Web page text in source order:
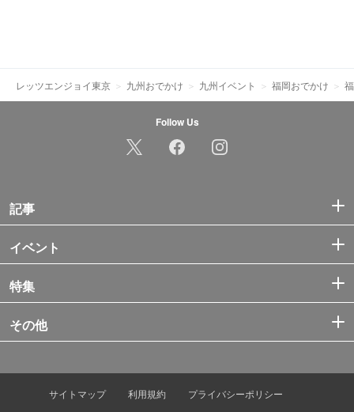
レッツエンジョイ東京 九州おでかけ 九州イベント 福岡おでかけ
Follow Us
記事
イベント
特集
その他
サイトマップ 利用規約 プライバシーポリシー